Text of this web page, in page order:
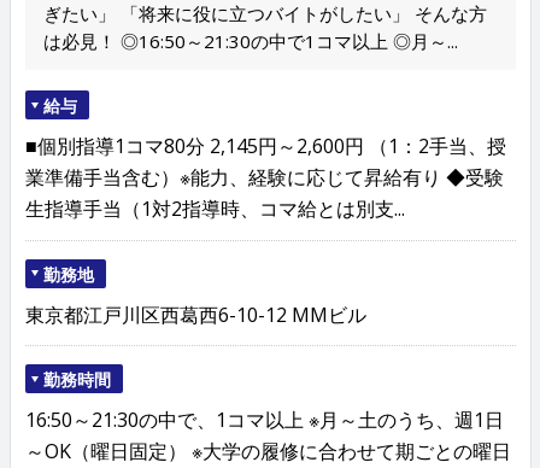
ぎたい」 「将来に役に立つバイトがしたい」 そんな方
は必見！ ◎16:50～21:30の中で1コマ以上 ◎月～...
給与
■個別指導1コマ80分 2,145円～2,600円 （1：2手当、授
業準備手当含む）※能力、経験に応じて昇給有り ◆受験
生指導手当（1対2指導時、コマ給とは別支...
勤務地
東京都江戸川区西葛西6-10-12 MMビル
勤務時間
16:50～21:30の中で、1コマ以上 ※月～土のうち、週1日
～OK（曜日固定） ※大学の履修に合わせて期ごとの曜日